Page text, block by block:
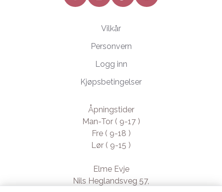
Vilkår
Personvern
Logg inn
Kjøpsbetingelser
Åpningstider
Man-Tor ( 9-17 )
Fre ( 9-18 )
Lør ( 9-15 )
Elme Evje
Nils Heglandsveg 57,